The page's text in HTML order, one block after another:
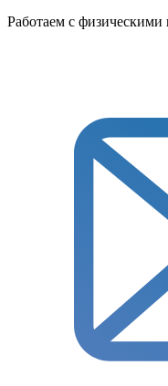
Работаем с